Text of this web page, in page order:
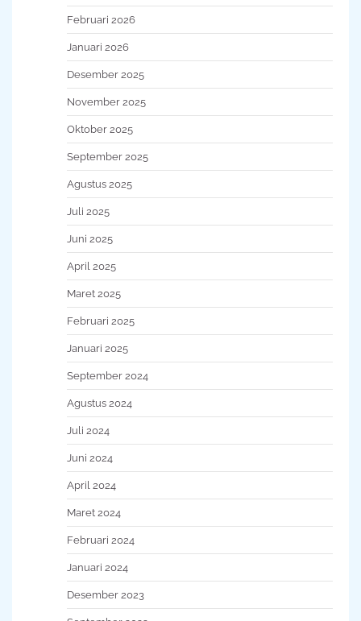
Februari 2026
Januari 2026
Desember 2025
November 2025
Oktober 2025
September 2025
Agustus 2025
Juli 2025
Juni 2025
April 2025
Maret 2025
Februari 2025
Januari 2025
September 2024
Agustus 2024
Juli 2024
Juni 2024
April 2024
Maret 2024
Februari 2024
Januari 2024
Desember 2023